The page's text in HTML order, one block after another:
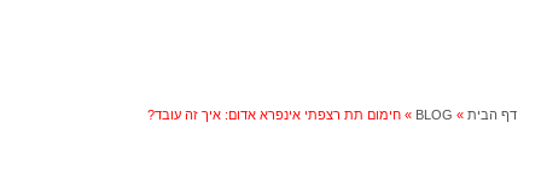
דף הבית »
BLOG
» חימום תת רצפתי אינפרא אדום: איך זה עובד?